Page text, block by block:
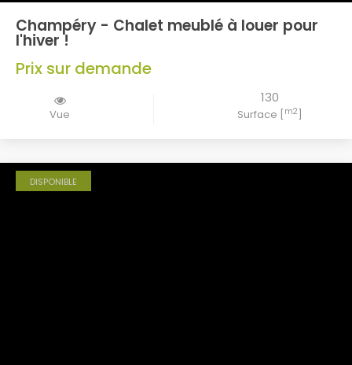
Champéry - Chalet meublé à louer pour
l'hiver !
Prix sur demande
Vue
130
Surface [m2]
DISPONIBLE